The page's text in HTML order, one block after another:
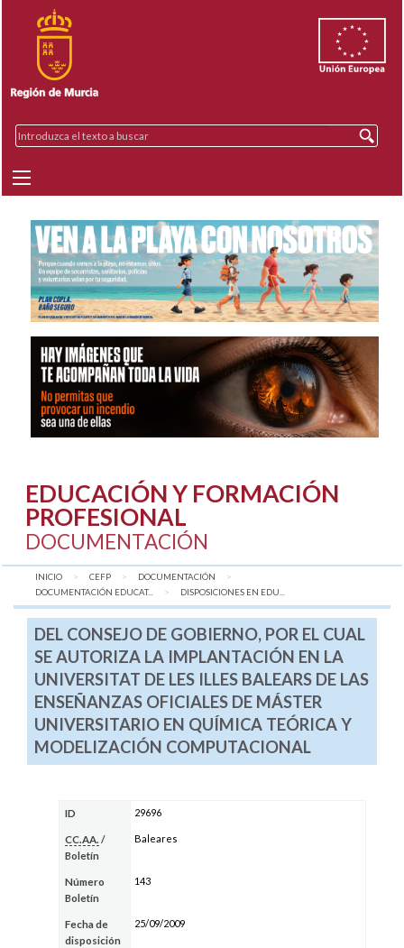
EDUCACIÓN Y FORMACIÓN
PROFESIONAL
DOCUMENTACIÓN
INICIO CEFP
DOCUMENTACIÓN
DOCUMENTACIÓN EDUCAT...
AQUÍ:
DISPOSICIONES EN EDU...
DEL CONSEJO DE GOBIERNO, POR EL CUAL
SE AUTORIZA LA IMPLANTACIÓN EN LA
UNIVERSITAT DE LES ILLES BALEARS DE LAS
ENSEÑANZAS OFICIALES DE MÁSTER
UNIVERSITARIO EN QUÍMICA TEÓRICA Y
MODELIZACIÓN COMPUTACIONAL
ID 29696
CC.AA. /
Boletín
Baleares
Número
Boletín
143
Fecha de
disposición
25/09/2009